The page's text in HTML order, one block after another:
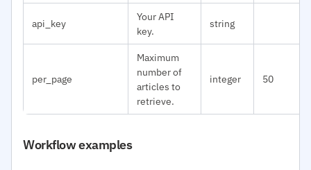
api_key
Your API
key.
string
per_page
Maximum
number of
articles to
retrieve.
integer 50
Workflow examples